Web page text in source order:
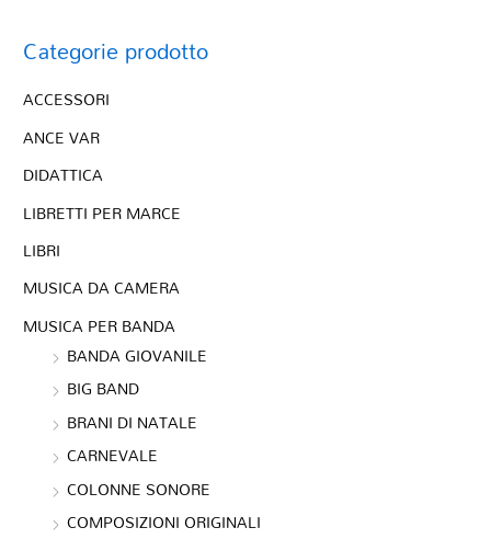
Categorie prodotto
ACCESSORI
ANCE VAR
DIDATTICA
LIBRETTI PER MARCE
LIBRI
MUSICA DA CAMERA
MUSICA PER BANDA
BANDA GIOVANILE
BIG BAND
BRANI DI NATALE
CARNEVALE
COLONNE SONORE
COMPOSIZIONI ORIGINALI